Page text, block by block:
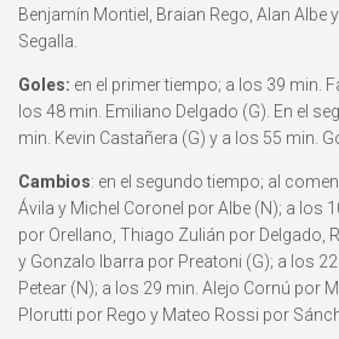
Benjamín Montiel, Braian Rego, Alan Albe
Segalla.
Goles: en el primer tiempo; a los 39 min.
los 48 min. Emiliano Delgado (G). En el
min. Kevin Castañera (G) y a los 55 min.
Cambios: en el segundo tiempo; al
Ávila y Michel Coronel por Albe (N); a los
por Orellano, Thiago Zulián por Delgado,
y Gonzalo Ibarra por Preatoni (G); a los
Petear (N); a los 29 min. Alejo Cornú por
Plorutti por Rego y Mateo Rossi por